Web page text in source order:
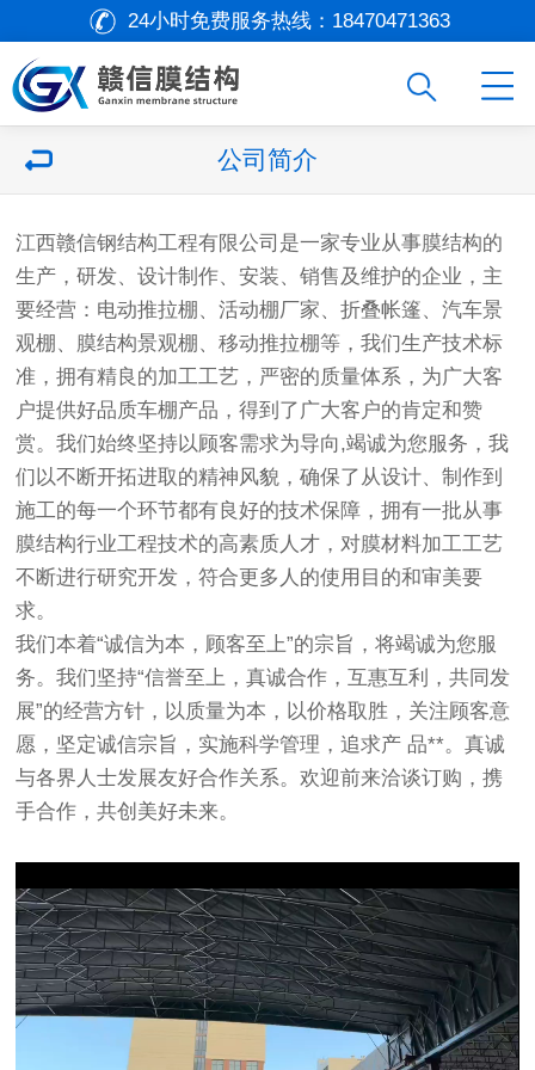
24小时免费服务热线： 18470471363
公司简介
江西赣信钢结构工程有限公司是一家专业从事膜结构的
生产，研发、设计制作、安装、销售及维护的企业，主
要经营：电动推拉棚、活动棚厂家、折叠帐篷、汽车景
观棚、膜结构景观棚、移动推拉棚等，我们生产技术标
准，拥有精良的加工工艺，严密的质量体系，为广大客
户提供好品质车棚产品，得到了广大客户的肯定和赞
赏。我们始终坚持以顾客需求为导向,竭诚为您服务，我
们以不断开拓进取的精神风貌，确保了从设计、制作到
施工的每一个环节都有良好的技术保障，拥有一批从事
膜结构行业工程技术的高素质人才，对膜材料加工工艺
不断进行研究开发，符合更多人的使用目的和审美要
求。
我们本着“诚信为本，顾客至上”的宗旨，将竭诚为您服
务。我们坚持“信誉至上，真诚合作，互惠互利，共同发
展”的经营方针，以质量为本，以价格取胜，关注顾客意
愿，坚定诚信宗旨，实施科学管理，追求产 品**。真诚
与各界人士发展友好合作关系。欢迎前来洽谈订购，携
手合作，共创美好未来。